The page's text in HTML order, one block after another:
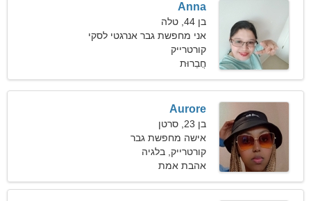
Anna
בן 44, טלה
אני מחפשת גבר אנרגטי לסקי
ביחד
קורטרייק
חֲבֵרוּת
Aurore
בן 23, סרטן
אישה מחפשת גבר
קורטרייק, בלגיה
אהבת אמת